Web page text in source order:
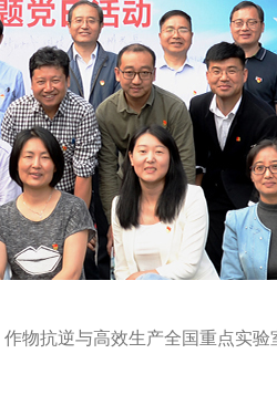
作物抗逆与高效生产全国重点实验